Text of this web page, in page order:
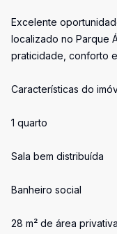
Excelente
localizado no Parque
praticidade, conforto
Características do
1 quarto
Sala bem distribuída
Banheiro social
28 m² de área privativa